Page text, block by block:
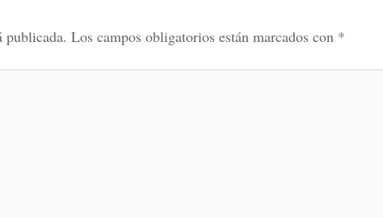
publicada. Los campos obligatorios están marcados con *